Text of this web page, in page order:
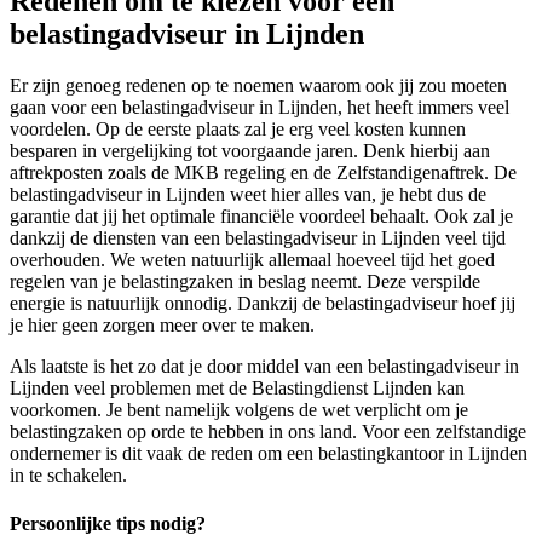
belastingadviseur in Lijnden
Er zijn genoeg redenen op te noemen waarom ook jij zou moeten
gaan voor een belastingadviseur in Lijnden, het heeft immers veel
voordelen. Op de eerste plaats zal je erg veel kosten kunnen
besparen in vergelijking tot voorgaande jaren. Denk hierbij aan
aftrekposten zoals de MKB regeling en de Zelfstandigenaftrek. De
belastingadviseur in Lijnden weet hier alles van, je hebt dus de
garantie dat jij het optimale financiële voordeel behaalt. Ook zal je
dankzij de diensten van een belastingadviseur in Lijnden veel tijd
overhouden. We weten natuurlijk allemaal hoeveel tijd het goed
regelen van je belastingzaken in beslag neemt. Deze verspilde
energie is natuurlijk onnodig. Dankzij de belastingadviseur hoef jij
je hier geen zorgen meer over te maken.
Als laatste is het zo dat je door middel van een belastingadviseur in
Lijnden veel problemen met de Belastingdienst Lijnden kan
voorkomen. Je bent namelijk volgens de wet verplicht om je
belastingzaken op orde te hebben in ons land. Voor een zelfstandige
ondernemer is dit vaak de reden om een belastingkantoor in Lijnden
in te schakelen.
Persoonlijke tips nodig?